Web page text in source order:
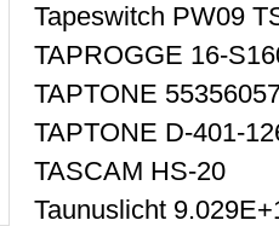
Tapeswitch PW09
TAPROGGE 16-
TAPTONE
TAPTONE D-401-
TASCAM HS-20
Taunuslicht